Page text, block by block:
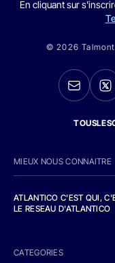
En cliquant sur
© 2026
MIEUX NOUS CONNAITRE
ATLANTICO C'EST QUI,
LE RESEAU D'ATLANTICO
CATEGORIES